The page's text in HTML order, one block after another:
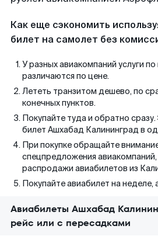
Как еще сэкономить
билет на самолет без
У разных авиакомпаний услуги
различаются по цене.
Лететь транзитом дешево, по
конечных пунктов.
Покупайте туда и обратно
билет Ашхабад Калининград в
При покупке обращайте
спецпредложения авиакомпаний,
распродажи авиабилетов из
Покупайте авиабилет на неделе,
Авиабилеты Ашхабад
рейс или с пересадками